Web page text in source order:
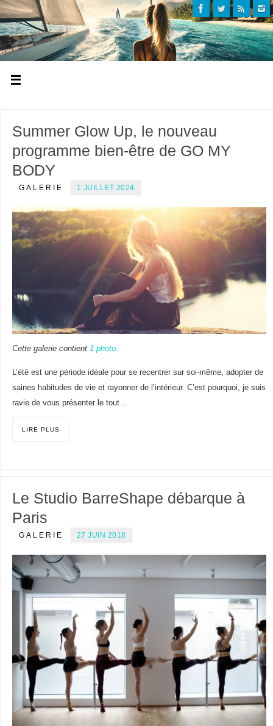
Summer Glow Up, le nouveau
programme bien-être de GO MY
BODY
GALERIE 1 JUILLET 2024
Cette galerie contient 1 photo.
L’été est une période idéale pour se recentrer sur soi-même, adopter de
saines habitudes de vie et rayonner de l’intérieur. C’est pourquoi, je suis
ravie de vous présenter le tout…
LIRE PLUS
Le Studio BarreShape débarque à
Paris
GALERIE 27 JUIN 2018